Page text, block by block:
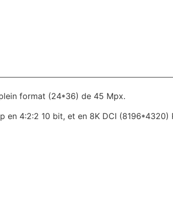
format (24*36) de 45 Mpx.
4:2:2 10 bit, et en 8K DCI (8196*4320)